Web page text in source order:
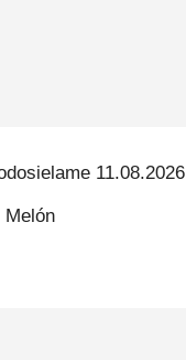
11.08.2026
Melón